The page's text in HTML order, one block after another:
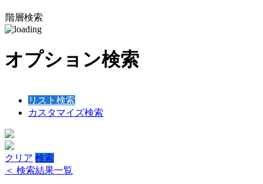
階層検索
オプション検索
リスト検索
カスタマイズ検索
クリア 検索
＜ 検索結果一覧